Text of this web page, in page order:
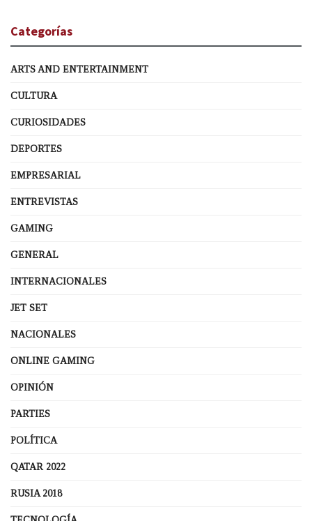
Categorías
ARTS AND ENTERTAINMENT
CULTURA
CURIOSIDADES
DEPORTES
EMPRESARIAL
ENTREVISTAS
GAMING
GENERAL
INTERNACIONALES
JET SET
NACIONALES
ONLINE GAMING
OPINIÓN
PARTIES
POLÍTICA
QATAR 2022
RUSIA 2018